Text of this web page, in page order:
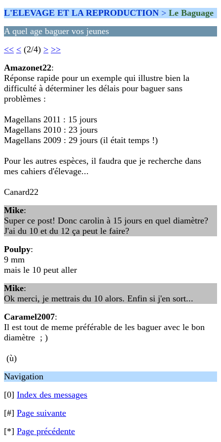
L'ELEVAGE ET LA REPRODUCTION > Le Baguage
A quel age baguer vos jeunes
<< < (2/4) > >>
Amazonet22:
Réponse rapide pour un exemple qui illustre bien la
difficulté à déterminer les délais pour baguer sans
problèmes :
Magellans 2011 : 15 jours
Magellans 2010 : 23 jours
Magellans 2009 : 29 jours (il était temps !)
Pour les autres espèces, il faudra que je recherche dans
mes cahiers d'élevage...
Canard22
Mike:
Super ce post! Donc carolin à 15 jours en quel diamètre?
J'ai du 10 et du 12 ça peut le faire?
Poulpy:
9 mm
mais le 10 peut aller
Mike:
Ok merci, je mettrais du 10 alors. Enfin si j'en sort...
Caramel2007:
Il est tout de meme préférable de les baguer avec le bon
diamètre ; )
(ù)
Navigation
[0] Index des messages
[#] Page suivante
[*] Page précédente